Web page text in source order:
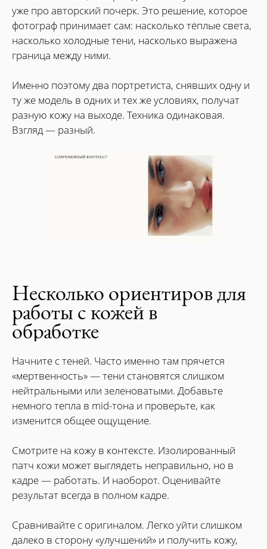
уже про авторский почерк. Это решение, которое
фотограф принимает сам: насколько тёплые света,
насколько холодные тени, насколько выражена
граница между ними.
Именно поэтому два портретиста, снявших одну и
ту же модель в одних и тех же условиях, получат
разную кожу на выходе. Техника одинаковая.
Взгляд — разный.
Несколько ориентиров для
работы с кожей в
обработке
Начните с теней. Часто именно там прячется
«мертвенность» — тени становятся слишком
нейтральными или зеленоватыми. Добавьте
немного тепла в mid-тона и проверьте, как
изменится общее ощущение.
Смотрите на кожу в контексте. Изолированный
патч кожи может выглядеть неправильно, но в
кадре — работать. И наоборот. Оценивайте
результат всегда в полном кадре.
Сравнивайте с оригиналом. Легко уйти слишком
далеко в сторону «улучшений» и получить кожу,